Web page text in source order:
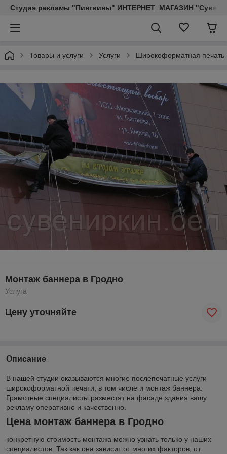
Студия рекламы "Пингвины" ИНТЕРНЕТ_МАГАЗИН
Товары и услуги Услуги Широкоформатная печать
Монтаж баннера в Гродно
Услуга
Цену уточняйте
Описание
В нашей студии оказываются многие послепечатные услуги
широкоформатной печати, в том числе и монтаж баннера.
Грамотные специалисты разместят на фасаде здания вашу
рекламу оперативно и качественно.
Цена монтаж баннера в Гродно
конкретную стоимость монтажа можно узнать только у наших
специалистов. Так как она зависит от многих факторов, от